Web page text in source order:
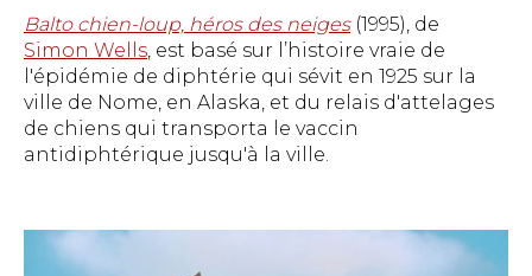
Balto chien-loup, héros des neiges(1995), de
Simon Wells, est basé sur l’histoire vraie de
l'épidémie de diphtérie qui sévit en 1925 sur la
ville de Nome, en Alaska, et du relais d'attelages
de chiens qui transporta le vaccin
antidiphtérique jusqu'à la ville.